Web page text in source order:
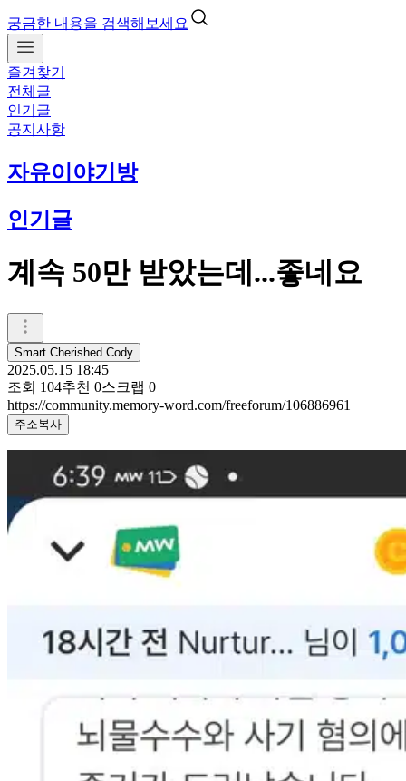
궁금한 내용을 검색해보세요
즐겨찾기
전체글
인기글
공지사항
자유이야기방
인기글
계속 50만 받았는데...좋네요
Smart Cherished Cody
2025.05.15 18:45
조회 104추천 0스크랩 0
https://community.memory-word.com/freeforum/106886961
주소복사